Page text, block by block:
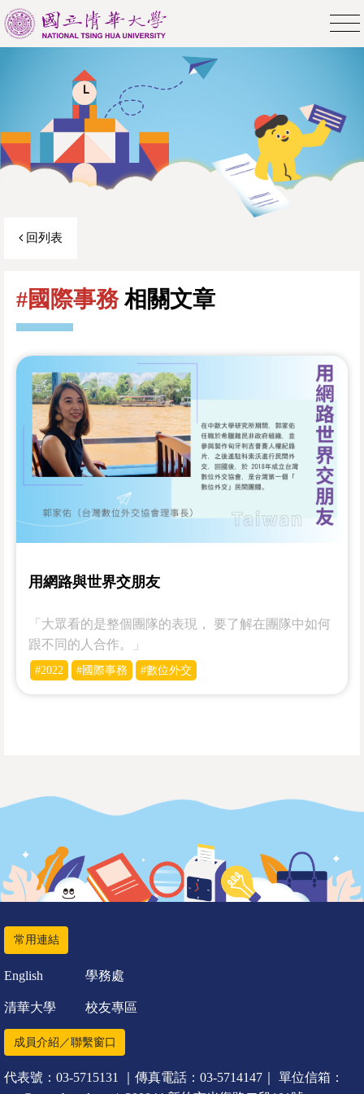
回列表
#國際事務相關文章
用網路與世界交朋友
「大眾看的是整個團隊的表現， 要了解在團隊中如何
跟不同的人合作。」
#2022 #國際事務 #數位外交
常用連結
English 學務處
清華大學 校友專區
成員介紹／聯繫窗口
代表號：03-5715131 ｜傳真電話：03-5714147｜ 單位信箱：